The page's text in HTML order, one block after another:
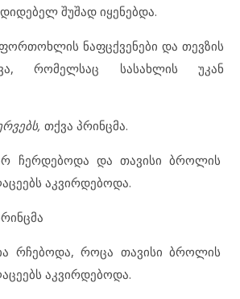
შუშად იყენებდა.
ნაფცქვენები და თევზის
რომელსაც სასახლის უკან
თქვა პრინცმა.
ჩერდებოდა და თავისი ბროლის
აკვირდებოდა.
რჩებოდა, როცა თავისი ბროლის
აკვირდებოდა.